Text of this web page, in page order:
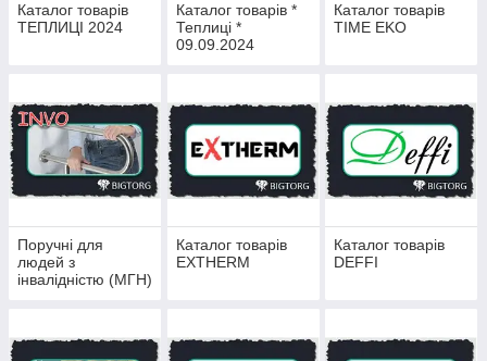
Каталог товарів
ТЕПЛИЦІ 2024
Каталог товарів *
Теплиці *
09.09.2024
Каталог товарів
TIME EKO
Поручні для
людей з
інвалідністю (МГН)
Каталог товарів
EXTHERM
Каталог товарів
DEFFI